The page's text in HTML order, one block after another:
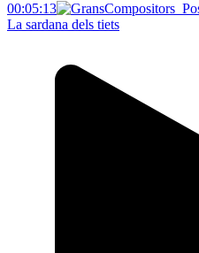
00:05:13
La sardana dels tiets